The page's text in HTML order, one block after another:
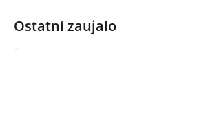
Ostatní zaujalo